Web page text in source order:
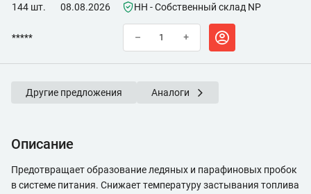
144 шт. 08.08.2026 НН - Собственный склад NP
***** – +
Другие предложения Аналоги
Описание
Предотвращает образование ледяных и парафиновых пробок
в системе питания. Снижает температуру застывания топлива